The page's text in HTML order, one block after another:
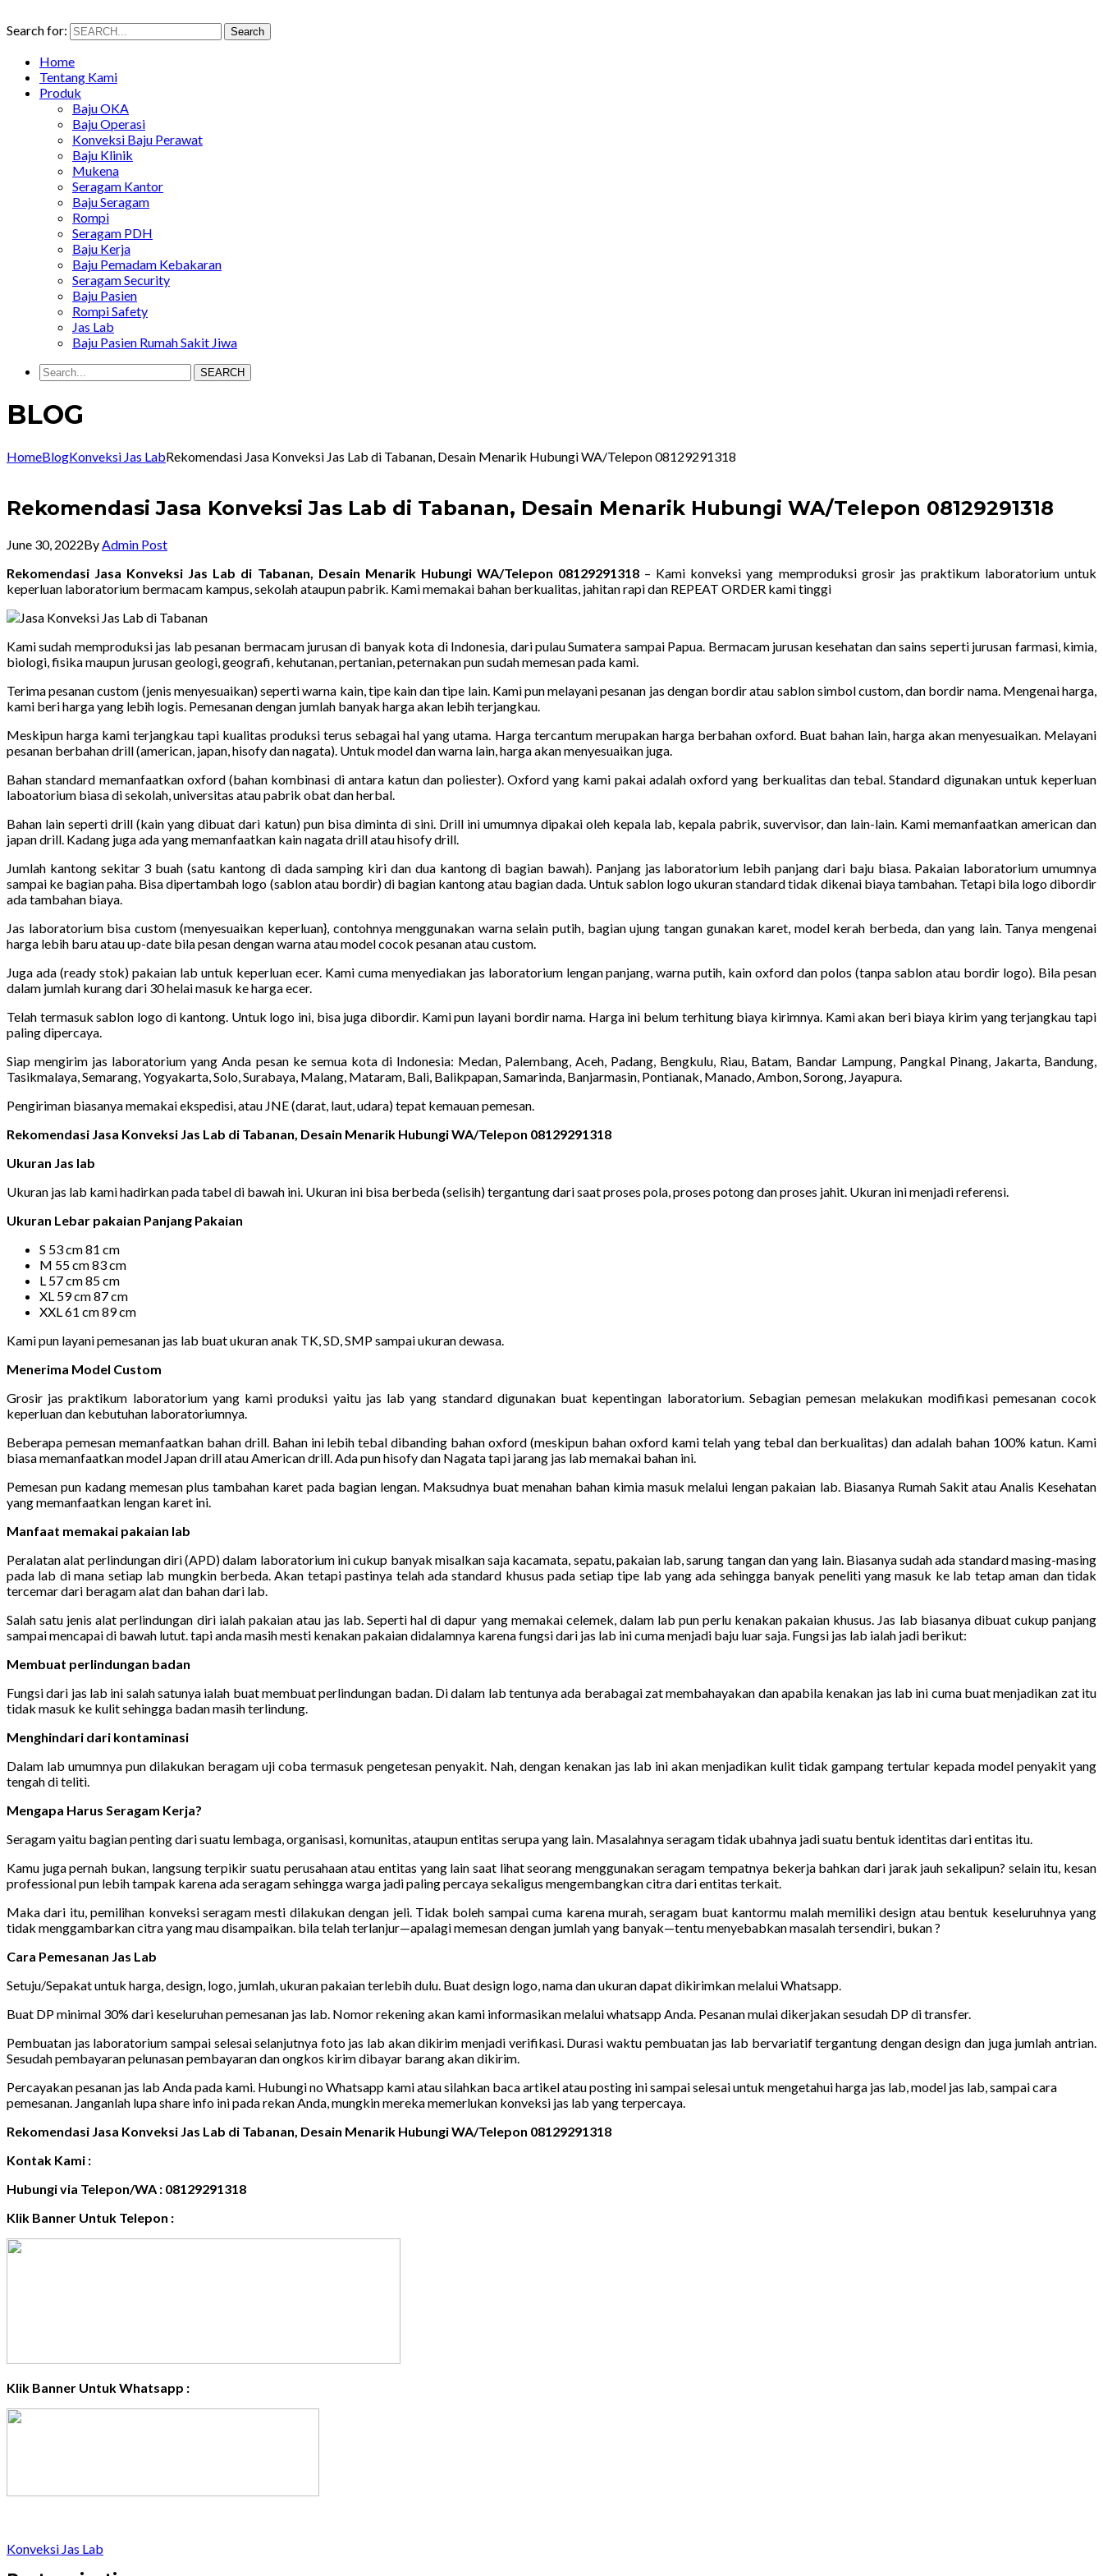
Search for: Search
Home
Tentang Kami
Produk
Baju OKA
Baju Operasi
Konveksi Baju Perawat
Baju Klinik
Mukena
Seragam Kantor
Baju Seragam
Rompi
Seragam PDH
Baju Kerja
Baju Pemadam Kebakaran
Seragam Security
Baju Pasien
Rompi Safety
Jas Lab
Baju Pasien Rumah Sakit Jiwa
SEARCH
BLOG
HomeBlogKonveksi Jas LabRekomendasi Jasa Konveksi Jas Lab di Tabanan, Desain Menarik Hubungi WA/Telepon 08129291318
Rekomendasi Jasa Konveksi Jas Lab di Tabanan, Desain Menarik Hubungi WA/Telepon 08129291318
June 30, 2022By Admin Post
Rekomendasi Jasa Konveksi Jas Lab di Tabanan, Desain Menarik Hubungi WA/Telepon 08129291318 – Kami konveksi yang memproduksi grosir jas praktikum laboratorium untuk
keperluan laboratorium bermacam kampus, sekolah ataupun pabrik. Kami memakai bahan berkualitas, jahitan rapi dan REPEAT ORDER kami tinggi
Kami sudah memproduksi jas lab pesanan bermacam jurusan di banyak kota di Indonesia, dari pulau Sumatera sampai Papua. Bermacam jurusan kesehatan dan sains seperti jurusan farmasi, kimia,
biologi, fisika maupun jurusan geologi, geografi, kehutanan, pertanian, peternakan pun sudah memesan pada kami.
Terima pesanan custom (jenis menyesuaikan) seperti warna kain, tipe kain dan tipe lain. Kami pun melayani pesanan jas dengan bordir atau sablon simbol custom, dan bordir nama. Mengenai harga,
kami beri harga yang lebih logis. Pemesanan dengan jumlah banyak harga akan lebih terjangkau.
Meskipun harga kami terjangkau tapi kualitas produksi terus sebagai hal yang utama. Harga tercantum merupakan harga berbahan oxford. Buat bahan lain, harga akan menyesuaikan. Melayani
pesanan berbahan drill (american, japan, hisofy dan nagata). Untuk model dan warna lain, harga akan menyesuaikan juga.
Bahan standard memanfaatkan oxford (bahan kombinasi di antara katun dan poliester). Oxford yang kami pakai adalah oxford yang berkualitas dan tebal. Standard digunakan untuk keperluan
laboatorium biasa di sekolah, universitas atau pabrik obat dan herbal.
Bahan lain seperti drill (kain yang dibuat dari katun) pun bisa diminta di sini. Drill ini umumnya dipakai oleh kepala lab, kepala pabrik, suvervisor, dan lain-lain. Kami memanfaatkan american dan
japan drill. Kadang juga ada yang memanfaatkan kain nagata drill atau hisofy drill.
Jumlah kantong sekitar 3 buah (satu kantong di dada samping kiri dan dua kantong di bagian bawah). Panjang jas laboratorium lebih panjang dari baju biasa. Pakaian laboratorium umumnya
sampai ke bagian paha. Bisa dipertambah logo (sablon atau bordir) di bagian kantong atau bagian dada. Untuk sablon logo ukuran standard tidak dikenai biaya tambahan. Tetapi bila logo dibordir
ada tambahan biaya.
Jas laboratorium bisa custom (menyesuaikan keperluan}, contohnya menggunakan warna selain putih, bagian ujung tangan gunakan karet, model kerah berbeda, dan yang lain. Tanya mengenai
harga lebih baru atau up-date bila pesan dengan warna atau model cocok pesanan atau custom.
Juga ada (ready stok) pakaian lab untuk keperluan ecer. Kami cuma menyediakan jas laboratorium lengan panjang, warna putih, kain oxford dan polos (tanpa sablon atau bordir logo). Bila pesan
dalam jumlah kurang dari 30 helai masuk ke harga ecer.
Telah termasuk sablon logo di kantong. Untuk logo ini, bisa juga dibordir. Kami pun layani bordir nama. Harga ini belum terhitung biaya kirimnya. Kami akan beri biaya kirim yang terjangkau tapi
paling dipercaya.
Siap mengirim jas laboratorium yang Anda pesan ke semua kota di Indonesia: Medan, Palembang, Aceh, Padang, Bengkulu, Riau, Batam, Bandar Lampung, Pangkal Pinang, Jakarta, Bandung,
Tasikmalaya, Semarang, Yogyakarta, Solo, Surabaya, Malang, Mataram, Bali, Balikpapan, Samarinda, Banjarmasin, Pontianak, Manado, Ambon, Sorong, Jayapura.
Pengiriman biasanya memakai ekspedisi, atau JNE (darat, laut, udara) tepat kemauan pemesan.
Rekomendasi Jasa Konveksi Jas Lab di Tabanan, Desain Menarik Hubungi WA/Telepon 08129291318
Ukuran Jas lab
Ukuran jas lab kami hadirkan pada tabel di bawah ini. Ukuran ini bisa berbeda (selisih) tergantung dari saat proses pola, proses potong dan proses jahit. Ukuran ini menjadi referensi.
Ukuran Lebar pakaian Panjang Pakaian
S 53 cm 81 cm
M 55 cm 83 cm
L 57 cm 85 cm
XL 59 cm 87 cm
XXL 61 cm 89 cm
Kami pun layani pemesanan jas lab buat ukuran anak TK, SD, SMP sampai ukuran dewasa.
Menerima Model Custom
Grosir jas praktikum laboratorium yang kami produksi yaitu jas lab yang standard digunakan buat kepentingan laboratorium. Sebagian pemesan melakukan modifikasi pemesanan cocok
keperluan dan kebutuhan laboratoriumnya.
Beberapa pemesan memanfaatkan bahan drill. Bahan ini lebih tebal dibanding bahan oxford (meskipun bahan oxford kami telah yang tebal dan berkualitas) dan adalah bahan 100% katun. Kami
biasa memanfaatkan model Japan drill atau American drill. Ada pun hisofy dan Nagata tapi jarang jas lab memakai bahan ini.
Pemesan pun kadang memesan plus tambahan karet pada bagian lengan. Maksudnya buat menahan bahan kimia masuk melalui lengan pakaian lab. Biasanya Rumah Sakit atau Analis Kesehatan
yang memanfaatkan lengan karet ini.
Manfaat memakai pakaian lab
Peralatan alat perlindungan diri (APD) dalam laboratorium ini cukup banyak misalkan saja kacamata, sepatu, pakaian lab, sarung tangan dan yang lain. Biasanya sudah ada standard masing-masing
pada lab di mana setiap lab mungkin berbeda. Akan tetapi pastinya telah ada standard khusus pada setiap tipe lab yang ada sehingga banyak peneliti yang masuk ke lab tetap aman dan tidak
tercemar dari beragam alat dan bahan dari lab.
Salah satu jenis alat perlindungan diri ialah pakaian atau jas lab. Seperti hal di dapur yang memakai celemek, dalam lab pun perlu kenakan pakaian khusus. Jas lab biasanya dibuat cukup panjang
sampai mencapai di bawah lutut. tapi anda masih mesti kenakan pakaian didalamnya karena fungsi dari jas lab ini cuma menjadi baju luar saja. Fungsi jas lab ialah jadi berikut:
Membuat perlindungan badan
Fungsi dari jas lab ini salah satunya ialah buat membuat perlindungan badan. Di dalam lab tentunya ada berabagai zat membahayakan dan apabila kenakan jas lab ini cuma buat menjadikan zat itu
tidak masuk ke kulit sehingga badan masih terlindung.
Menghindari dari kontaminasi
Dalam lab umumnya pun dilakukan beragam uji coba termasuk pengetesan penyakit. Nah, dengan kenakan jas lab ini akan menjadikan kulit tidak gampang tertular kepada model penyakit yang
tengah di teliti.
Mengapa Harus Seragam Kerja?
Seragam yaitu bagian penting dari suatu lembaga, organisasi, komunitas, ataupun entitas serupa yang lain. Masalahnya seragam tidak ubahnya jadi suatu bentuk identitas dari entitas itu.
Kamu juga pernah bukan, langsung terpikir suatu perusahaan atau entitas yang lain saat lihat seorang menggunakan seragam tempatnya bekerja bahkan dari jarak jauh sekalipun? selain itu, kesan
professional pun lebih tampak karena ada seragam sehingga warga jadi paling percaya sekaligus mengembangkan citra dari entitas terkait.
Maka dari itu, pemilihan konveksi seragam mesti dilakukan dengan jeli. Tidak boleh sampai cuma karena murah, seragam buat kantormu malah memiliki design atau bentuk keseluruhnya yang
tidak menggambarkan citra yang mau disampaikan. bila telah terlanjur—apalagi memesan dengan jumlah yang banyak—tentu menyebabkan masalah tersendiri, bukan ?
Cara Pemesanan Jas Lab
Setuju/Sepakat untuk harga, design, logo, jumlah, ukuran pakaian terlebih dulu. Buat design logo, nama dan ukuran dapat dikirimkan melalui Whatsapp.
Buat DP minimal 30% dari keseluruhan pemesanan jas lab. Nomor rekening akan kami informasikan melalui whatsapp Anda. Pesanan mulai dikerjakan sesudah DP di transfer.
Pembuatan jas laboratorium sampai selesai selanjutnya foto jas lab akan dikirim menjadi verifikasi. Durasi waktu pembuatan jas lab bervariatif tergantung dengan design dan juga jumlah antrian.
Sesudah pembayaran pelunasan pembayaran dan ongkos kirim dibayar barang akan dikirim.
Percayakan pesanan jas lab Anda pada kami. Hubungi no Whatsapp kami atau silahkan baca artikel atau posting ini sampai selesai untuk mengetahui harga jas lab, model jas lab, sampai cara
pemesanan. Janganlah lupa share info ini pada rekan Anda, mungkin mereka memerlukan konveksi jas lab yang terpercaya.
Rekomendasi Jasa Konveksi Jas Lab di Tabanan, Desain Menarik Hubungi WA/Telepon 08129291318
Kontak Kami :
Hubungi via Telepon/WA : 08129291318
Klik Banner Untuk Telepon :
Klik Banner Untuk Whatsapp :
Konveksi Jas Lab